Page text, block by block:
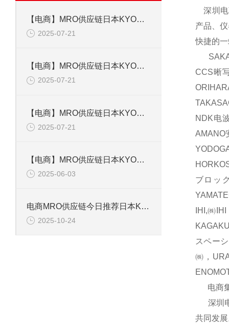
【电商】MRO供应链日本KYOWA共和 应变片 KFGS-1-350-C1-23L5M3R
2025-07-21
【电商】MRO供应链日本KYOWA共和 应变片 KFGS-1-120-D16-11L5M3S
2025-07-21
【电商】MRO供应链日本KYOWA共和 通用箔式应变片KFGS-2-350-D1-23
2025-07-21
【电商】MRO供应链日本KYOWA共和 小型通用显示器WGI-400A-00E
2025-06-03
电商MRO供应链今日推荐日本KYOWA共和电业应变片KFGS-1-120-D17-11 L3M2S
2025-10-24
深圳电
产品、
快捷的
CCS晰
NDK电
AMANO
ブロッ
IHI,㈱
スペー
㈱，
电商集
深圳电
共同发